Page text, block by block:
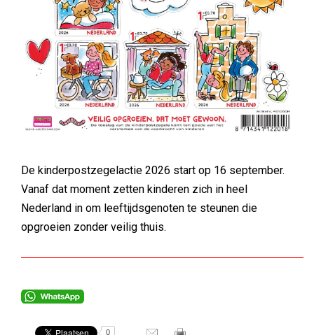
De kinderpostzegelactie 2026 start op 16 september.
Vanaf dat moment zetten kinderen zich in heel
Nederland in om leeftijdsgenoten te steunen die
opgroeien zonder veilig thuis.
0